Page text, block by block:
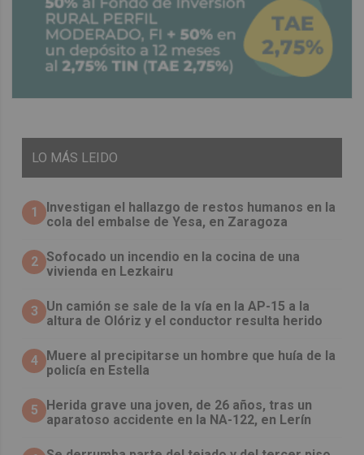
LO MÁS LEIDO
1
Investigan el hallazgo de restos humanos en la
cola del embalse de Yesa, en Zaragoza
2 Sofocado un incendio en la cocina de una
vivienda en Lezkairu
3
Un camión se sale de la vía en la AP-15 a la
altura de Olóriz y el conductor resulta herido
4 Muere al precipitarse un hombre que huía de la
policía en Estella
5
Herida grave una joven, de 26 años, tras un
aparatoso accidente en la NA-122, en Lerín